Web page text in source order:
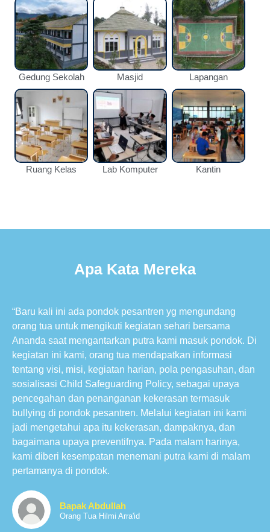
Gedung Sekolah Masjid Lapangan
Ruang Kelas Lab Komputer Kantin
Apa Kata Mereka
“Baru kali ini ada pondok pesantren yg mengundang
orang tua untuk mengikuti kegiatan sehari bersama
Ananda saat mengantarkan putra kami masuk pondok. Di
kegiatan ini kami, orang tua mendapatkan informasi
tentang visi, misi, kegiatan harian, pola pengasuhan, dan
sosialisasi Child Safeguarding Policy, sebagai upaya
pencegahan dan penanganan kekerasan termasuk
bullying di pondok pesantren. Melalui kegiatan ini kami
jadi mengetahui apa itu kekerasan, dampaknya, dan
bagaimana upaya preventifnya. Pada malam harinya,
kami diberi kesempatan menemani putra kami di malam
pertamanya di pondok.
Bapak Abdullah
Orang Tua Hilmi Arra'id